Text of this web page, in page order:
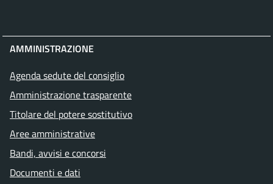
AMMINISTRAZIONE
Agenda sedute del consiglio
Amministrazione trasparente
Titolare del potere sostitutivo
Aree amministrative
Bandi, avvisi e concorsi
Documenti e dati